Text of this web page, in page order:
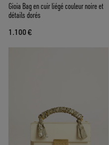
Gioia Bag en cuir liégé couleur noire et
détails dorés
1.100 €